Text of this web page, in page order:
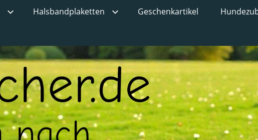
Halsbandplaketten Geschenkartikel